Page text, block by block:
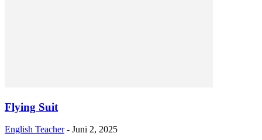
Flying Suit
English Teacher - Juni 2, 2025